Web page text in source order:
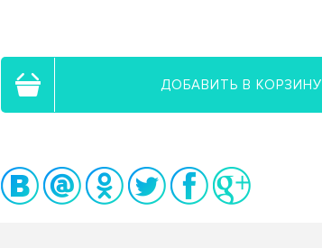
ДОБАВИТЬ В КОРЗИНУ